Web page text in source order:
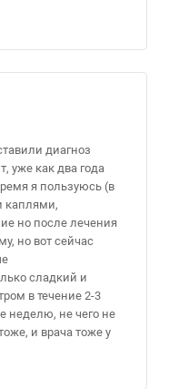
диагноз
уже как два года
я пользуюсь (в
каплями,
но после лечения
но вот сейчас
сладкий и
в течение 2-3
неделю, не чего не
и врача тоже у